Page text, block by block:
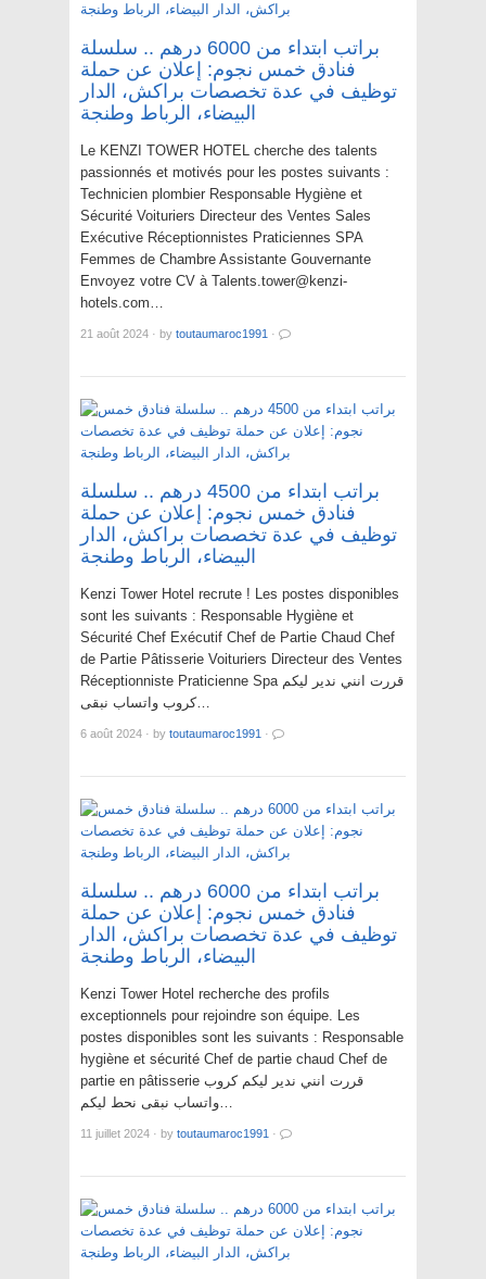
براتب ابتداء من 6000 درهم .. سلسلة
فنادق خمس نجوم: إعلان عن حملة
توظيف في عدة تخصصات براكش، الدار
البيضاء، الرباط وطنجة
Le KENZI TOWER HOTEL cherche des talents
passionnés et motivés pour les postes suivants :
Technicien plombier Responsable Hygiène et
Sécurité Voituriers Directeur des Ventes Sales
Exécutive Réceptionnistes Praticiennes SPA
Femmes de Chambre Assistante Gouvernante
Envoyez votre CV à Talents.tower@kenzi-
hotels.com…
21 août 2024 · by toutaumaroc1991 ·
براتب ابتداء من 4500 درهم .. سلسلة
فنادق خمس نجوم: إعلان عن حملة
توظيف في عدة تخصصات براكش، الدار
البيضاء، الرباط وطنجة
Kenzi Tower Hotel recrute ! Les postes disponibles
sont les suivants : Responsable Hygiène et
Sécurité Chef Exécutif Chef de Partie Chaud Chef
de Partie Pâtisserie Voituriers Directeur des Ventes
Réceptionniste Praticienne Spa قررت انني ندير ليكم
كروب واتساب نبقى…
6 août 2024 · by toutaumaroc1991 ·
براتب ابتداء من 6000 درهم .. سلسلة
فنادق خمس نجوم: إعلان عن حملة
توظيف في عدة تخصصات براكش، الدار
البيضاء، الرباط وطنجة
Kenzi Tower Hotel recherche des profils
exceptionnels pour rejoindre son équipe. Les
postes disponibles sont les suivants : Responsable
hygiène et sécurité Chef de partie chaud Chef de
partie en pâtisserie قررت انني ندير ليكم كروب
واتساب نبقى نحط ليكم…
11 juillet 2024 · by toutaumaroc1991 ·